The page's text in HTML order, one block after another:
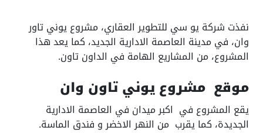
نفذت شركة يو سي للتطوير العقاري، مشروع يوني تاور
وان، في مدينة العاصمة الادارية الجديد، كما يعد هذا
المشروع، من المشاريع الهامة في الداون تاون.
موقع مشروع يوني تاون وان
يقع المشروع في اكبر ميدان في العاصمة الادارية
الجديدة، كما يقرب من النهر الاخضر و فندق الماسة.